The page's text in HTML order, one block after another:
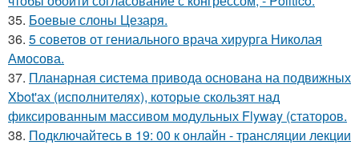
35. Боевые слоны Цезаря.
36. 5 советов от гениального врача хирурга Николая
Амосова.
37. Планарная система привода основана на подвижных
Xbot'ах (исполнителях), которые скользят над
фиксированным массивом модульных Flyway (статоров.
38. Подключайтесь в 19: 00 к онлайн - трансляции лекции